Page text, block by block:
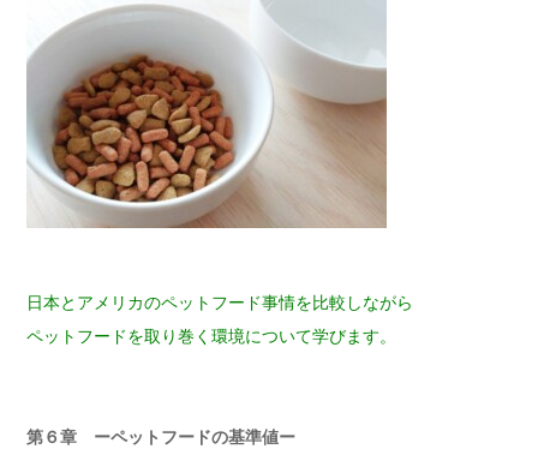
日本とアメリカのペットフード事情を比較しながら
ペットフードを取り巻く環境について学びます。
第６章 ーペットフードの基準値ー